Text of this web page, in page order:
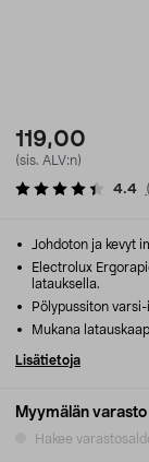
119,00
(sis. ALV:n)
4.4 (
Myymälän varasto
Hakee
Johdoton ja kevyt
Electrolux
latauksella.
Pölypussiton
Mukana
Lisätietoja